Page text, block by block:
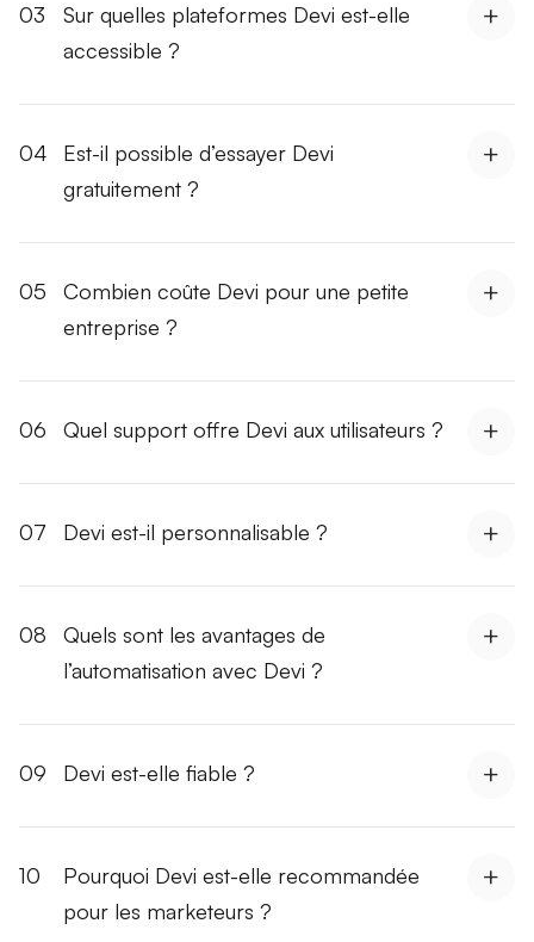
03
Sur quelles plateformes Devi est-elle
accessible ?
04
Est-il possible d’essayer Devi
gratuitement ?
05
Combien coûte Devi pour une petite
entreprise ?
06 Quel support offre Devi aux utilisateurs ?
07 Devi est-il personnalisable ?
08
Quels sont les avantages de
l’automatisation avec Devi ?
09 Devi est-elle fiable ?
10
Pourquoi Devi est-elle recommandée
pour les marketeurs ?